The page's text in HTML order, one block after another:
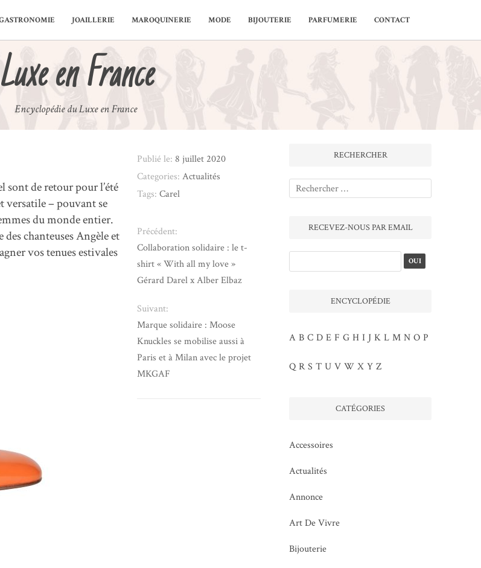
JOAILLERIE MAROQUINERIE MODE BIJOUTERIE PARFUMERIE CONTACT
Luxe en France
Encyclopédie du Luxe en France
sont de retour pour l’été
versatile – pouvant se
du monde entier.
chanteuses Angèle et
vos tenues estivales
Publié le: 8 juillet 2020
Categories: Actualités
Tags: Carel
Précédent:
Collaboration solidaire : le t-
shirt « With all my love »
Gérard Darel x Alber Elbaz
Suivant:
Marque solidaire : Moose
Knuckles se mobilise aussi à
Paris et à Milan avec le projet
MKGAF
RECHERCHER
RECEVEZ-NOUS PAR EMAIL
ENCYCLOPÉDIE
A B C D E F G H I J K L M N O P
Q R S T U V W X Y Z
CATÉGORIES
Accessoires
Actualités
Annonce
Art De Vivre
Bijouterie